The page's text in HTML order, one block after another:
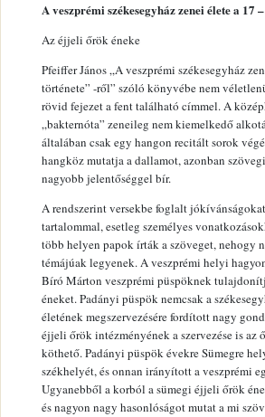
A veszprémi székesegyház zenei élete a 17
Az éjjeli őrök éneke
Pfeiffer János „A veszprémi székesegyház
története” -ről” szóló könyvébe nem
rövid fejezet a fent található címmel. A
„bakternóta” zeneileg nem kiemelkedő
általában csak egy hangon recitált sorok
hangköz mutatja a dallamot, azonban
nagyobb jelentőséggel bír.
A rendszerint versekbe foglalt
tartalommal, esetleg személyes
több helyen papok írták a szöveget, nehogy
témájúak legyenek. A veszprémi helyi
Bíró Márton veszprémi püspöknek
éneket. Padányi püspök nemcsak a
életének megszervezésére fordított nagy
éjjeli őrök intézményének a szervezése is az
köthető. Padányi püspök évekre Sümegre
székhelyét, és onnan irányított a veszprémi
Ugyanebből a korból a sümegi éjjeli őrök
és nagyon nagy hasonlóságot mutat a mi